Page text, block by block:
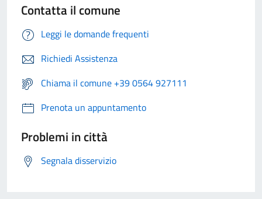
Contatta il comune
Leggi le domande frequenti
Richiedi Assistenza
Chiama il comune +39 0564 927111
Prenota un appuntamento
Problemi in città
Segnala disservizio